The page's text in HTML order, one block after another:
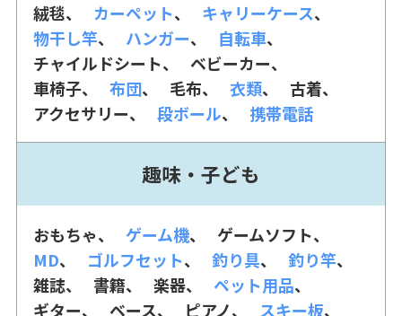
絨毯 カーペット
キャリーケース
物干し竿
ハンガー
自転車
チャイルドシート
ベビーカー
車椅子
布団 毛布 衣類
古着
アクセサリー
段ボール 携帯電話
趣味・子ども
おもちゃ ゲーム機
ゲームソフト
MD
ゴルフセット 釣り具
釣り竿
雑誌
書籍 楽器
ペット用品
ギター
ベース ピアノ スキー板